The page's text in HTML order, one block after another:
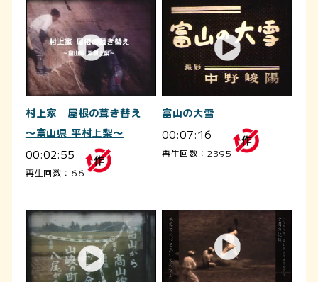
村上家 屋根の葺き替え
～富山県 平村上梨～
00:02:55
再生回数：66
富山の大雪
00:07:16
再生回数：2395